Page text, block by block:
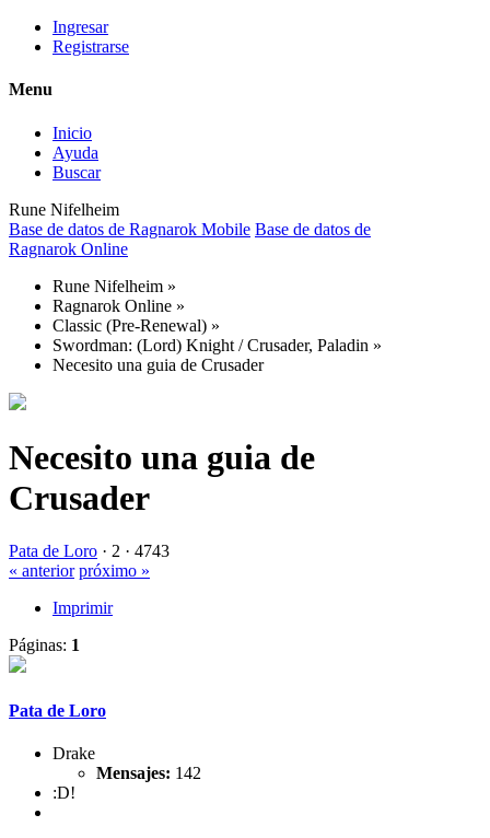
Ingresar
Registrarse
Menu
Inicio
Ayuda
Buscar
Rune Nifelheim
Base de datos de Ragnarok Mobile Base de datos de
Ragnarok Online
Rune Nifelheim »
Ragnarok Online »
Classic (Pre-Renewal) »
Swordman: (Lord) Knight / Crusader, Paladin »
Necesito una guia de Crusader
Necesito una guia de
Crusader
Pata de Loro · 2 · 4743
« anterior próximo »
Imprimir
Páginas: 1
Pata de Loro
Drake
Mensajes: 142
:D!